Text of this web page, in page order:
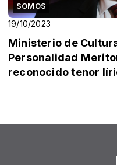
SOMOS
19/10/2023
Ministerio de
Personalidad
reconocido tenor